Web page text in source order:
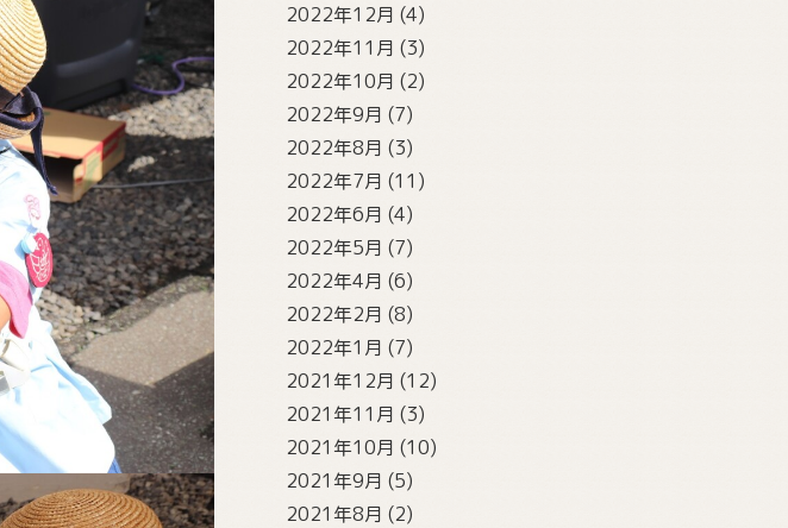
2022年12月 (4)
2022年11月 (3)
2022年10月 (2)
2022年9月 (7)
2022年8月 (3)
2022年7月 (11)
2022年6月 (4)
2022年5月 (7)
2022年4月 (6)
2022年2月 (8)
2022年1月 (7)
2021年12月 (12)
2021年11月 (3)
2021年10月 (10)
2021年9月 (5)
2021年8月 (2)